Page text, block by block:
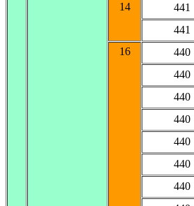
14
441
441
16
440
440
440
440
440
440
440